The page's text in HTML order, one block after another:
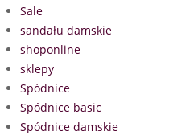
Sale
sandału damskie
shoponline
sklepy
Spódnice
Spódnice basic
Spódnice damskie